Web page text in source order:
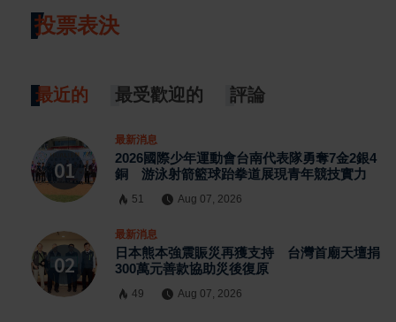
投票表決
最近的 最受歡迎的 評論
最新消息
2026國際少年運動會台南代表隊勇奪7金2銀4
銅 游泳射箭籃球跆拳道展現青年競技實力
51 Aug 07, 2026
最新消息
日本熊本強震賑災再獲支持 台灣首廟天壇捐
300萬元善款協助災後復原
49 Aug 07, 2026